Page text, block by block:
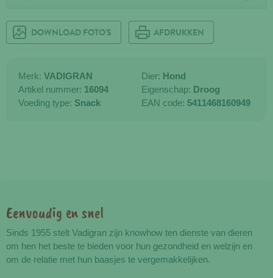
DOWNLOAD FOTO'S AFDRUKKEN
Merk: VADIGRAN
Artikel nummer: 16094
Voeding type: Snack
Dier: Hond
Eigenschap: Droog
EAN code: 5411468160949
Voordelen
Eenvoudig en snel
Sinds 1955 stelt Vadigran zijn knowhow ten dienste van dieren
om hen het beste te bieden voor hun gezondheid en welzijn en
om de relatie met hun baasjes te vergemakkelijken.